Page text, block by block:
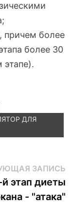
причем более
более 30
этапе).
ДЛЯ
ЗАПИСЬ
й этап диеты
- "атака"